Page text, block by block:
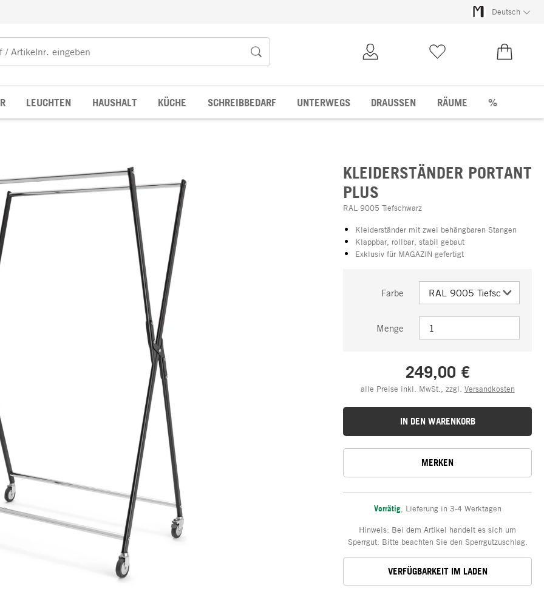
Deutsch
LEUCHTEN HAUSHALT KÜCHE SCHREIBBEDARF UNTERWEGS DRAUSSEN RÄUME %
KLEIDERSTÄNDER PORTANT
PLUS
RAL 9005 Tiefschwarz
Kleiderständer mit zwei behängbaren Stangen
Klappbar, rollbar, stabil gebaut
Exklusiv für MAGAZIN gefertigt
Farbe
Menge
249,00 €
alle Preise inkl. MwSt., zzgl. Versandkosten
IN DEN WARENKORB
MERKEN
Vorrätig, Lieferung in 3-4 Werktagen
Hinweis: Bei dem Artikel handelt es sich um
Sperrgut. Bitte beachten Sie den Sperrgutzuschlag.
VERFÜGBARKEIT IM LADEN